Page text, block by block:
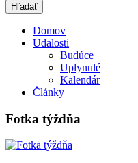
Domov
Udalosti
Budúce
Uplynulé
Kalendár
Články
Fotka týždňa